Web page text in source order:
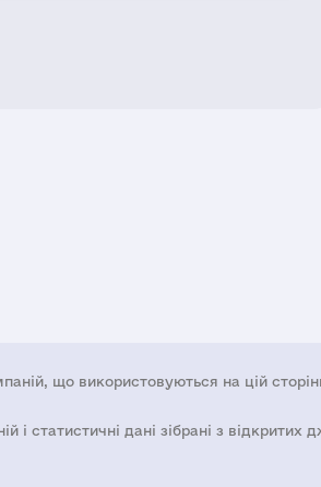
що використовуються на цій
i статистичні дані зібрані з відкритих